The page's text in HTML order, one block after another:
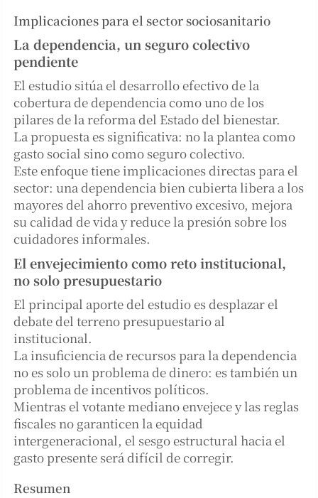
Implicaciones para el sector sociosanitario
La dependencia, un seguro colectivo
pendiente
El estudio sitúa el desarrollo efectivo de la
cobertura de dependencia como uno de los
pilares de la reforma del Estado del bienestar.
La propuesta es significativa: no la plantea como
gasto social sino como seguro colectivo.
Este enfoque tiene implicaciones directas para el
sector: una dependencia bien cubierta libera a los
mayores del ahorro preventivo excesivo, mejora
su calidad de vida y reduce la presión sobre los
cuidadores informales.
El envejecimiento como reto institucional,
no solo presupuestario
El principal aporte del estudio es desplazar el
debate del terreno presupuestario al
institucional.
La insuficiencia de recursos para la dependencia
no es solo un problema de dinero: es también un
problema de incentivos políticos.
Mientras el votante mediano envejece y las reglas
fiscales no garanticen la equidad
intergeneracional, el sesgo estructural hacia el
gasto presente será difícil de corregir.
Resumen